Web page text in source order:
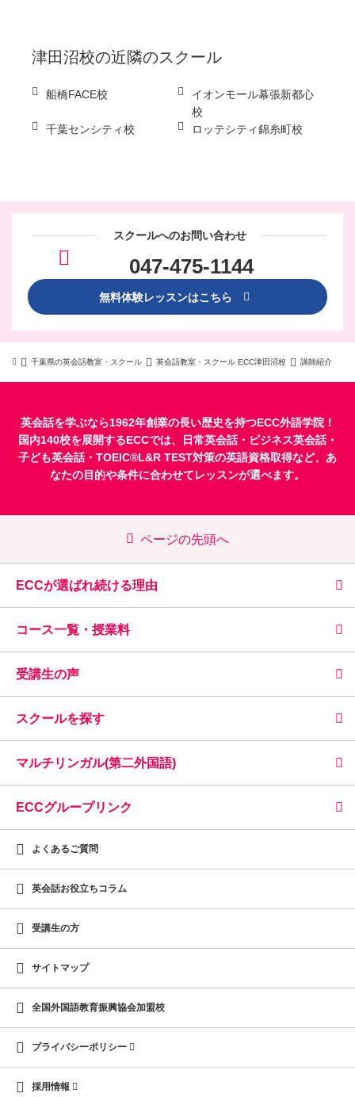
津田沼校の近隣のスクール
船橋FACE校
イオンモール幕張新都心
校
千葉センシティ校
ロッテシティ錦糸町校
スクールへのお問い合わせ
047-475-1144
無料体験レッスンはこちら
千葉県の英会話教室・スクール 英会話教室・スクール ECC津田沼校 講師紹介
英会話を学ぶなら1962年創業の長い歴史を持つECC外語学院！
国内140校を展開するECCでは、
日常英会話・ ビジネス英会話・
子ども英会話・ TOEIC®L&R TEST対策の英語資格取得など、あ
なたの目的や条件に合わせてレッスンが選べます。
ページの先頭へ
ECCが選ばれ続ける理由
コース一覧・授業料
受講生の声
スクールを探す
マルチリンガル(第二外国語)
ECCグループリンク
よくあるご質問
英会話お役立ちコラム
受講生の方
サイトマップ
全国外国語教育振興協会加盟校
プライバシーポリシー
採用情報